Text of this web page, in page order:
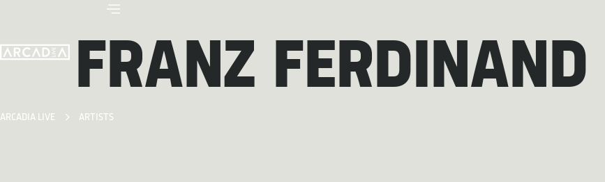
ARCADIA LIVE ARTISTS
FRANZ FERDINAND